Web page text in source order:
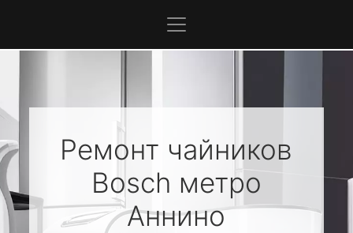
Ремонт чайников
Bosch метро
Аннино